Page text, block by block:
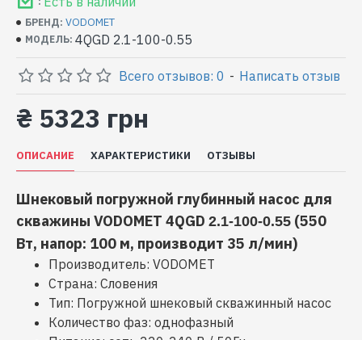
БРЕНД: VODOMET
МОДЕЛЬ: 4QGD 2.1-100-0.55
Всего отзывов: 0 - Написать отзыв
₴ 5323 грн
ОПИСАНИЕ ХАРАКТЕРИСТИКИ ОТЗЫВЫ
Шнековый погружной глубинный насос для
скважины VODOMET 4QGD 2.1-100-0.55 (550
Вт, напор: 100 м, производит 35 л/мин)
Производитель: VODOMET
Страна: Словения
Тип: Погружной шнековый скважинный насос
Количество фаз: однофазный